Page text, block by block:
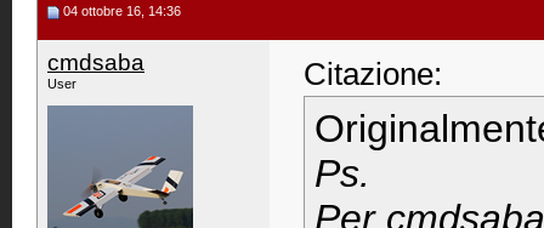
04 ottobre 16, 14:36
cmdsaba
User Citazione:
Ps.
Per